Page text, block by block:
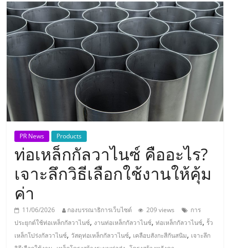
แห่ง
ประเทศไทย,
ThaiSMEsCenter,
รวม
ธุรกิจ
เอ
ส
เอ็
PR News Products
ท่อเหล็กกัลวาไนซ์ คืออะไร?
เจาะลึกวิธีเลือกใช้งานให้คุ้ม
ค่า
11/06/2026 กองบรรณาธิการเว็บไซต์ 209 views
การ
ประยุกต์ใช้ท่อเหล็กกัลวาไนซ์, งานท่อเหล็กกัลวาไนซ์,ท่อเหล็กกัลวาไนซ์, รั้ว
เหล็กโปร่งกัลวาไนซ์, วัสดุท่อเหล็กกัลวาไนซ์, เคลือบสังกะสีกันสนิม, เจาะลึก